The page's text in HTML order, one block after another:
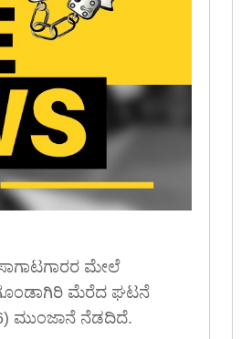
ಮೇಲೆ
ಗೂಂಡಾಗಿರಿ ಮೆರೆದ ಘಟನೆ
ಮುಂಜಾನೆ ನೆಡದಿದೆ.